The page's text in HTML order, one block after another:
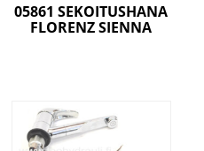
05861 SEKOITUSHANA
FLORENZ SIENNA